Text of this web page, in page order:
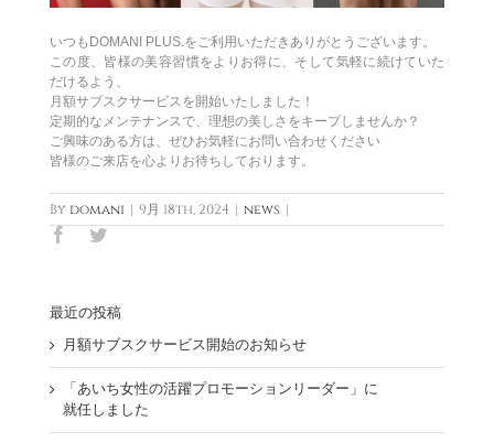
いつもDOMANI PLUS.をご利用いただきありがとうございます。
この度、皆様の美容習慣をよりお得に、そして気軽に続けていた
だけるよう、
月額サブスクサービスを開始いたしました！
定期的なメンテナンスで、理想の美しさをキープしませんか？
ご興味のある方は、ぜひお気軽にお問い合わせください
皆様のご来店を心よりお待ちしております。
By domani | 9月 18th, 2024 | news |
FacebookTwitter
最近の投稿
月額サブスクサービス開始のお知らせ
「あいち女性の活躍プロモーションリーダー」に
就任しました